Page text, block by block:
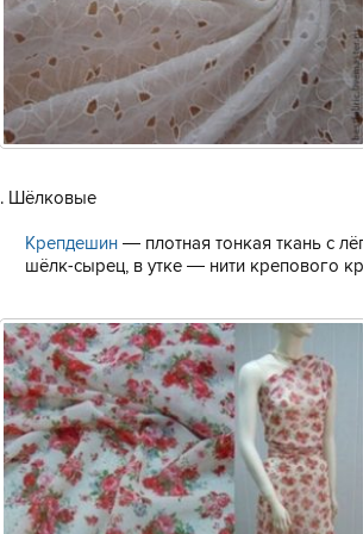
Шёлковые
Крепдешин — плотная тонкая ткань с
шёлк-сырец, в утке — нити крепового